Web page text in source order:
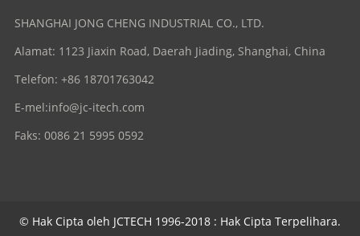
SHANGHAI JONG CHENG INDUSTRIAL CO., LTD.
Alamat: 1123 Jiaxin Road, Daerah Jiading, Shanghai, China
Telefon: +86 18701763042
E-mel:info@jc-itech.com
Faks: 0086 21 5995 0592
© Hak Cipta oleh JCTECH 1996-2018 : Hak Cipta Terpelihara.